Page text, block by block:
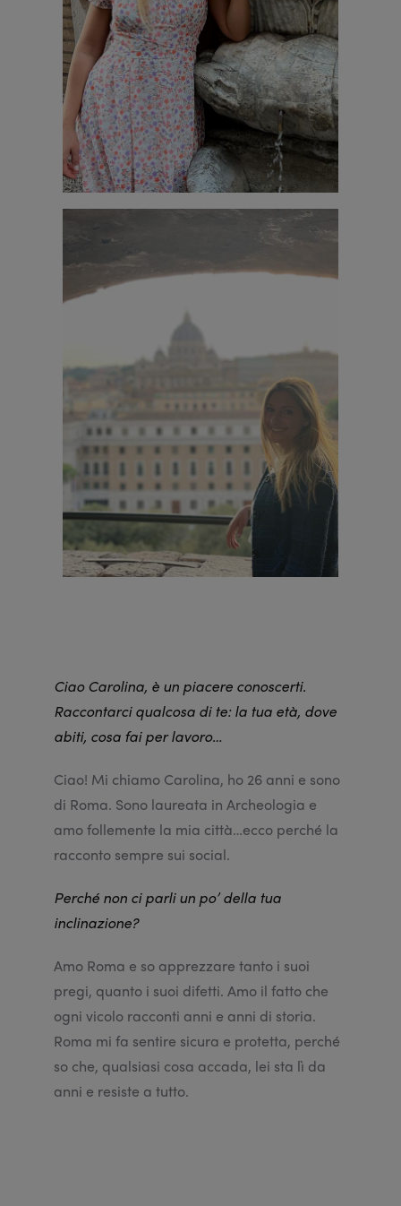
Ciao Carolina, è un piacere conoscerti.
Raccontarci qualcosa di te: la tua età, dove
abiti, cosa fai per lavoro…
Ciao! Mi chiamo Carolina, ho 26 anni e sono
di Roma. Sono laureata in Archeologia e
amo follemente la mia città…ecco perché la
racconto sempre sui social.
Perché non ci parli un po’ della tua
inclinazione?
Amo Roma e so apprezzare tanto i suoi
pregi, quanto i suoi difetti. Amo il fatto che
ogni vicolo racconti anni e anni di storia.
Roma mi fa sentire sicura e protetta, perché
so che, qualsiasi cosa accada, lei sta lì da
anni e resiste a tutto.